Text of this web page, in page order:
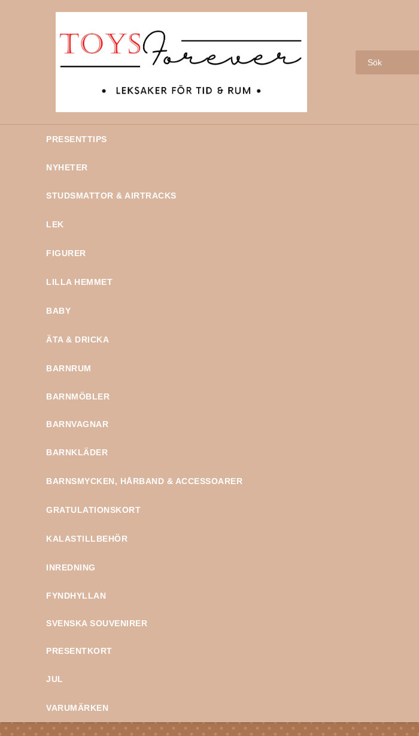
PRESENTTIPS
NYHETER
STUDSMATTOR & AIRTRACKS
LEK
FIGURER
LILLA HEMMET
BABY
ÄTA & DRICKA
BARNRUM
BARNMÖBLER
BARNVAGNAR
BARNKLÄDER
BARNSMYCKEN, HÅRBAND & ACCESSOARER
GRATULATIONSKORT
KALASTILLBEHÖR
INREDNING
FYNDHYLLAN
SVENSKA SOUVENIRER
PRESENTKORT
JUL
VARUMÄRKEN